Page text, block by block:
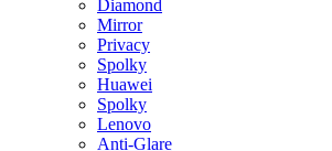
Diamond
Mirror
Privacy
Spolky
Huawei
Spolky
Lenovo
Anti-Glare